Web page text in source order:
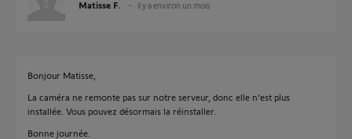
Matisse F. il y a environ un mois
Bonjour Matisse,
La caméra ne remonte pas sur notre serveur, donc elle n'est plus
installée. Vous pouvez désormais la réinstaller.
Bonne journée.